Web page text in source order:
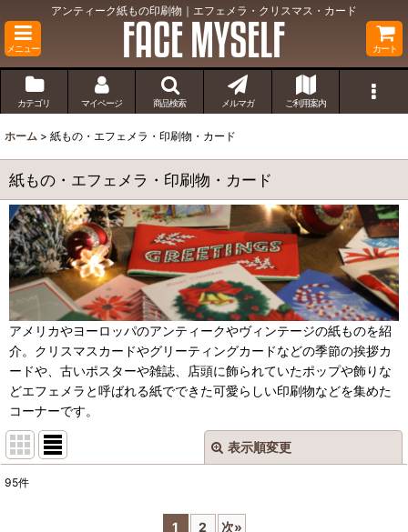
アンティーク紙もの印刷物｜エフェメラ・クリスマス・カード
メニュー カート
カテゴリ マイページ 商品検索 メルマガ ご利用案内
ホーム > 紙もの・エフェメラ・印刷物・カード
紙もの・エフェメラ・印刷物・カード
アメリカやヨーロッパのアンティークやヴィンテージの紙ものを紹
介。クリスマスカードやグリーティングカードなどの季節の挨拶カ
ードや、古いポスターや雑誌、店頭に飾られていたポップや飾りな
どエフェメラと呼ばれる紙でできた可愛らしい印刷物などを集めた
コーナーです。
表示順変更
サブカテゴリ
95件
1 2 次»